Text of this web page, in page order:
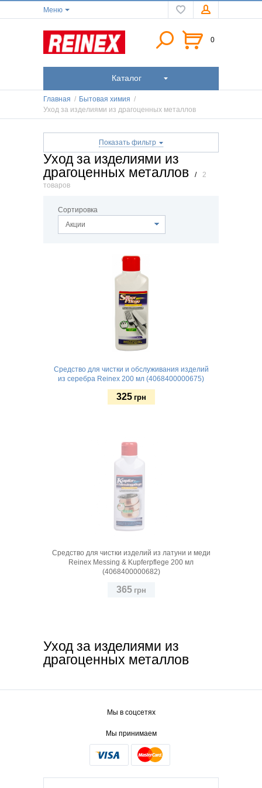
Меню
0
Каталог
Главная / Бытовая химия /
Уход за изделиями из драгоценных металлов
Показать фильтр
Уход за изделиями из
драгоценных металлов
/
2
товаров
Сортировка
Акции
Средство для чистки и обслуживания изделий
из серебра Reinex 200 мл (4068400000675)
325 грн
Средство для чистки изделий из латуни и меди
Reinex Messing & Kupferpflege 200 мл
(4068400000682)
365 грн
Уход за изделиями из
драгоценных металлов
Мы в соцсетях
Мы принимаем